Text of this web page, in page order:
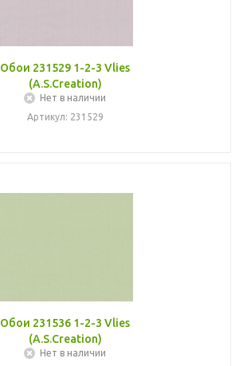
Обои 231529 1-2-3 Vlies
(A.S.Creation)
Нет в наличии
Артикул: 231529
Обои 231536 1-2-3 Vlies
(A.S.Creation)
Нет в наличии